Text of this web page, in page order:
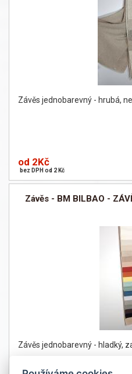
Závěs jednobarevný - hrubá,
od 2Kč
bez DPH od 2 Kč
Závěs - BM BILBAO -
Závěs jednobarevný - hladký,